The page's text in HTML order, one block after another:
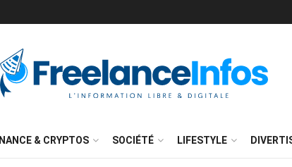
& CRYPTOS SOCIÉTÉ LIFESTYLE